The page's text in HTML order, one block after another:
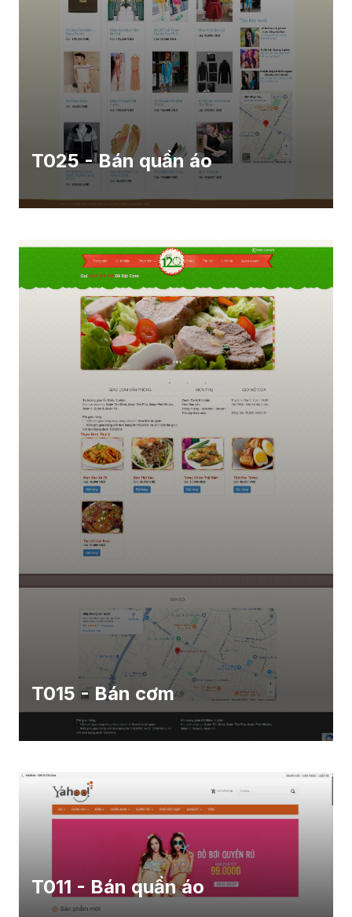
T025 - Bán quần áo
T015 - Bán cơm
T011 - Bán quần áo